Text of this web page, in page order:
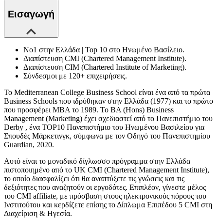
Εισαγωγή
Νο1 στην Ελλάδα | Top 10 στο Ηνωμένο Βασίλειο.
Διαπίστευση CMI (Chartered Management Institute).
Διαπίστευση CIM (Chartered Institute of Marketing).
Σύνδεσμοι με 120+ επιχειρήσεις.
Το Mediterranean College Business School είναι ένα από τα πρώτα
Business Schools που ιδρύθηκαν στην Ελλάδα (1977) και το πρώτο
που προσφέρει MBA το 1989. Το BA (Hons) Business
Management (Marketing) έχει σχεδιαστεί από το Πανεπιστήμιο του
Derby , ένα TOP10 Πανεπιστήμιο του Ηνωμένου Βασιλείου για
Σπουδές Μάρκετινγκ, σύμφωνα με τον Οδηγό του Πανεπιστημίου
Guardian, 2020.
Αυτό είναι το μοναδικό δίγλωσσο πρόγραμμα στην Ελλάδα
πιστοποιημένο από το UK CMI (Chartered Management Institute),
το οποίο διασφαλίζει ότι θα αναπτύξετε τις γνώσεις και τις
δεξιότητες που αναζητούν οι εργοδότες. Επιπλέον, γίνεστε μέλος
του CMI affiliate, με πρόσβαση στους ηλεκτρονικούς πόρους του
Ινστιτούτου και κερδίζετε επίσης το Δίπλωμα Επιπέδου 5 CMI στη
Διαχείριση & Ηγεσία.